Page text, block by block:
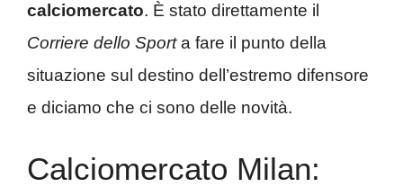
calciomercato. È stato direttamente il
Corriere dello Sporta fare il punto della
situazione sul destino dell’estremo difensore
e diciamo che ci sono delle novità.
Calciomercato Milan: